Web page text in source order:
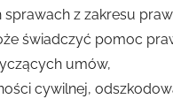
z zakresu
świadczyć pomoc
umów,
cywilnej,